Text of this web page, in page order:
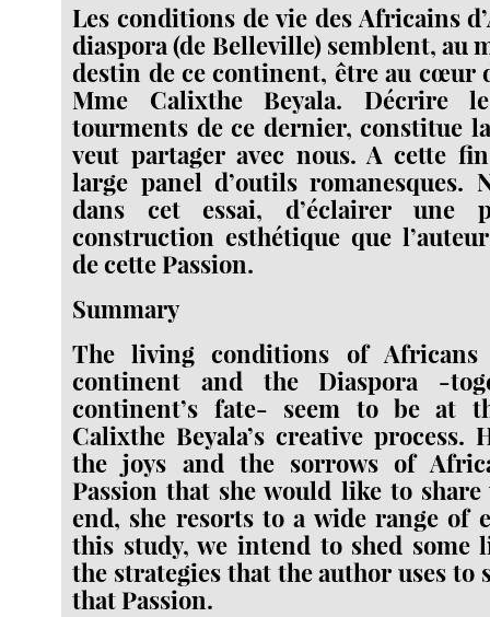
Les conditions de vie des Africains
diaspora (de Belleville) semblent, au
destin de ce continent, être au cœur
Mme Calixthe Beyala. Décrire
tourments de ce dernier, constitue
veut partager avec nous. A cette
large panel d’outils romanesques.
dans cet essai, d’éclairer une
construction esthétique que
de cette Passion.
Summary
The living conditions of
continent and the Diaspora -
continent’s fate- seem to be at
Calixthe Beyala’s creative
the joys and the sorrows of
Passion that she would like to
end, she resorts to a wide range of
this study, we intend to shed some
the strategies that the author uses to
that Passion.